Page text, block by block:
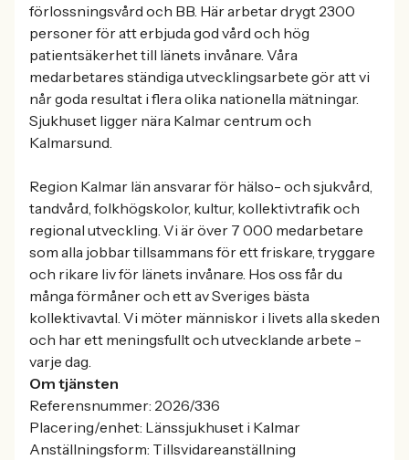
förlossningsvård och BB. Här arbetar drygt 2300
personer för att erbjuda god vård och hög
patientsäkerhet till länets invånare. Våra
medarbetares ständiga utvecklingsarbete gör att vi
når goda resultat i flera olika nationella mätningar.
Sjukhuset ligger nära Kalmar centrum och
Kalmarsund.
Region Kalmar län ansvarar för hälso- och sjukvård,
tandvård, folkhögskolor, kultur, kollektivtrafik och
regional utveckling. Vi är över 7 000 medarbetare
som alla jobbar tillsammans för ett friskare, tryggare
och rikare liv för länets invånare. Hos oss får du
många förmåner och ett av Sveriges bästa
kollektivavtal. Vi möter människor i livets alla skeden
och har ett meningsfullt och utvecklande arbete -
varje dag.
Om tjänsten
Referensnummer: 2026/336
Placering/enhet: Länssjukhuset i Kalmar
Anställningsform: Tillsvidareanställning